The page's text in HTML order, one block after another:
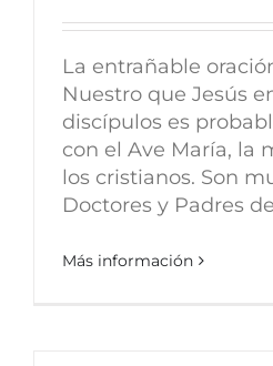
La entrañable
Nuestro que Jesús
discípulos es
con el Ave María, la
los cristianos. Son
Doctores y Padres
Más información